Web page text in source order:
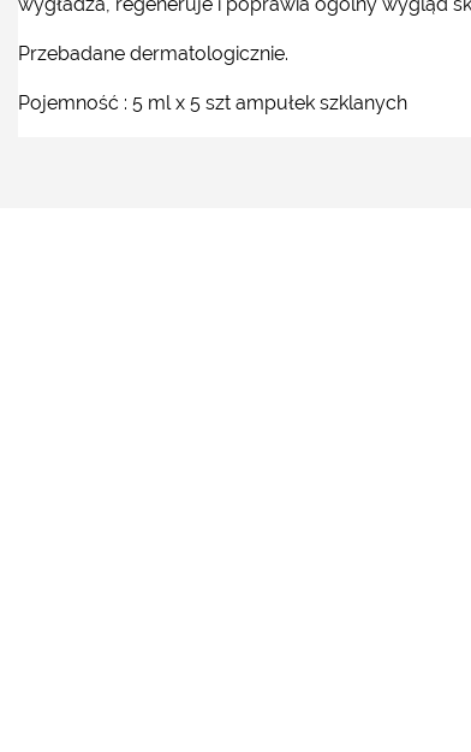
Przebadane dermatologicznie.
Pojemność : 5 ml x 5 szt ampułek szklanych